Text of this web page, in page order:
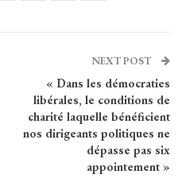
NEXT POST
« Dans les démocraties
libérales, le conditions de
charité laquelle bénéficient
nos dirigeants politiques ne
dépasse pas six
appointement »